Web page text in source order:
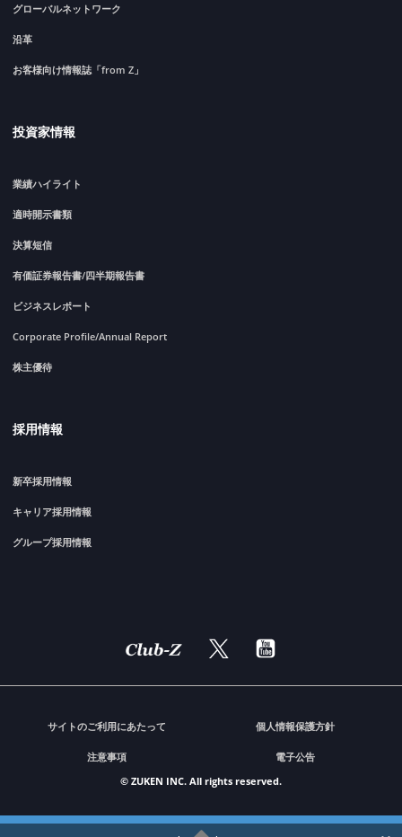
グローバルネットワーク
沿革
お客様向け情報誌「from Z」
投資家情報
業績ハイライト
適時開示書類
決算短信
有価証券報告書/四半期報告書
ビジネスレポート
Corporate Profile/Annual Report
株主優待
採用情報
新卒採用情報
キャリア採用情報
グループ採用情報
サイトのご利用にあたって 個人情報保護方針
注意事項
電子公告
© ZUKEN INC. All rights reserved.